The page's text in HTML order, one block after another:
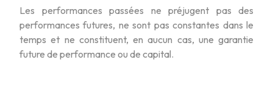
Les performances passées ne préjugent pas des
performances futures, ne sont pas constantes dans le
temps et ne constituent, en aucun cas, une garantie
future de performance ou de capital.